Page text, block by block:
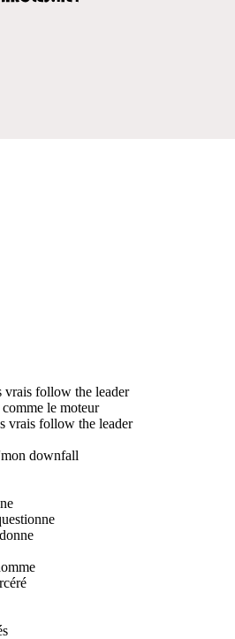
vrais follow the leader
le moteur
vrais follow the leader
downfall